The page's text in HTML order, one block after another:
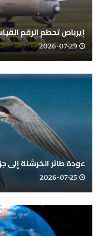
إيرباص تحطم الرقم
2026-07-29
عودة طائر الخرشنة إلى
2026-07-25